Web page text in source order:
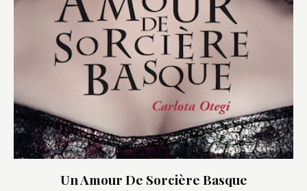
Un Amour De Sorcière Basque